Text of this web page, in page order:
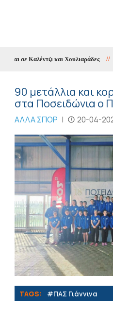
σε Καλέντζι και Χουλιαράδες //
90 μετάλλια και
στα Ποσειδώνια ο
ΑΛΛΑ ΣΠΟΡ | 20-04-
TAGS: #ΠΑΣ Γιάννινα